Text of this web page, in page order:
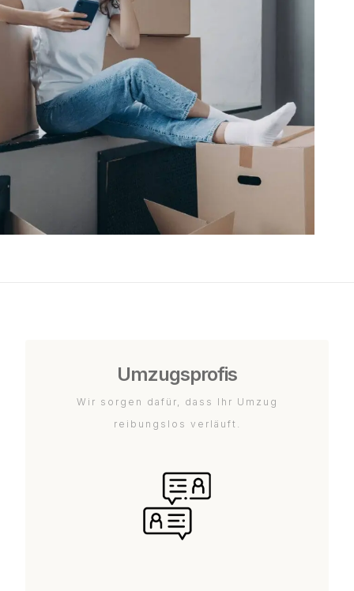
Umzugsprofis
Wir sorgen dafür, dass Ihr Umzug
reibungslos verläuft.